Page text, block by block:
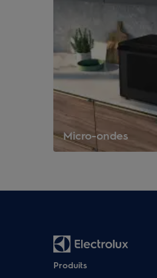
Micro-ondes
Produits